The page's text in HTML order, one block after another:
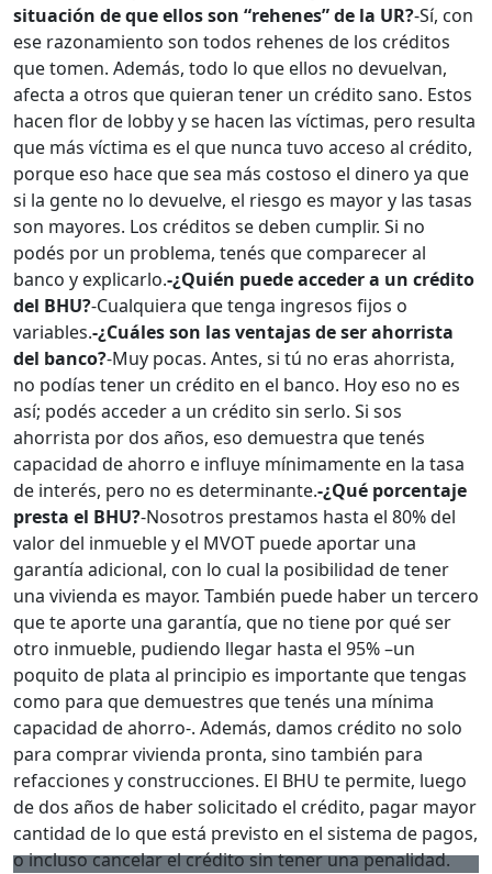
situación de que ellos son “rehenes” de la UR?-Sí, con
ese razonamiento son todos rehenes de los créditos
que tomen. Además, todo lo que ellos no devuelvan,
afecta a otros que quieran tener un crédito sano. Estos
hacen flor de lobby y se hacen las víctimas, pero resulta
que más víctima es el que nunca tuvo acceso al crédito,
porque eso hace que sea más costoso el dinero ya que
si la gente no lo devuelve, el riesgo es mayor y las tasas
son mayores. Los créditos se deben cumplir. Si no
podés por un problema, tenés que comparecer al
banco y explicarlo.-¿Quién puede acceder a un crédito
del BHU?-Cualquiera que tenga ingresos fijos o
variables.-¿Cuáles son las ventajas de ser ahorrista
del banco?-Muy pocas. Antes, si tú no eras ahorrista,
no podías tener un crédito en el banco. Hoy eso no es
así; podés acceder a un crédito sin serlo. Si sos
ahorrista por dos años, eso demuestra que tenés
capacidad de ahorro e influye mínimamente en la tasa
de interés, pero no es determinante.-¿Qué porcentaje
presta el BHU?-Nosotros prestamos hasta el 80% del
valor del inmueble y el MVOT puede aportar una
garantía adicional, con lo cual la posibilidad de tener
una vivienda es mayor. También puede haber un tercero
que te aporte una garantía, que no tiene por qué ser
otro inmueble, pudiendo llegar hasta el 95% –un
poquito de plata al principio es importante que tengas
como para que demuestres que tenés una mínima
capacidad de ahorro-. Además, damos crédito no solo
para comprar vivienda pronta, sino también para
refacciones y construcciones. El BHU te permite, luego
de dos años de haber solicitado el crédito, pagar mayor
cantidad de lo que está previsto en el sistema de pagos,
o incluso cancelar el crédito sin tener una penalidad.